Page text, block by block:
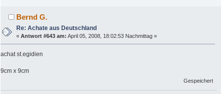
Bernd G.
Re: Achate aus Deutschland
«Antwort #643 am: April 05, 2008, 18:02:53 Nachmittag »
achat st.egidien
9cm x 9cm
Gespeichert